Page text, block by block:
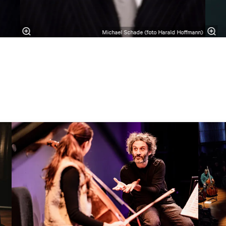
Michael Schade (foto Harald Hoffmann)